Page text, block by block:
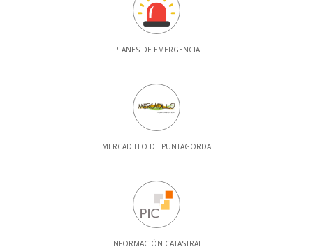
PLANES DE EMERGENCIA
MERCADILLO DE PUNTAGORDA
INFORMACIÓN CATASTRAL